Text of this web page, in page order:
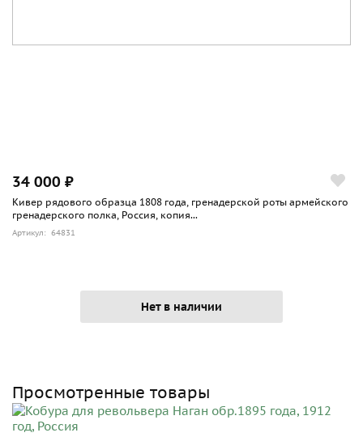
34 000 ₽
Кивер рядового образца 1808 года, гренадерской роты армейского
гренадерского полка, Россия, копия...
Артикул: 64831
Нет в наличии
Просмотренные товары